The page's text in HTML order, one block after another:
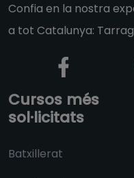
Confia en la nostra
a tot Catalunya:
Cursos més
sol·licitats
Batxillerat